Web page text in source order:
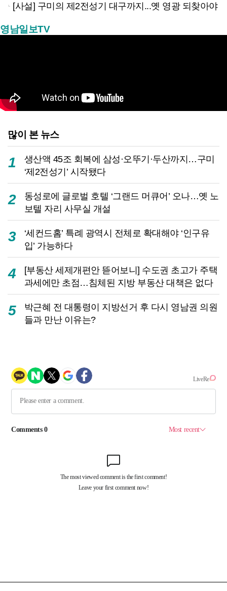
[사설] 구미의 제2전성기 대구까지...옛 영광 되찾아야
영남일보TV
많이 본 뉴스
1
생산액 45조 회복에 삼성·오뚜기·두산까지…구미
‘제2전성기’ 시작됐다
2
동성로에 글로벌 호텔 ‘그랜드 머큐어’ 오나…옛 노
보텔 자리 사무실 개설
3
‘세컨드홈’ 특례 광역시 전체로 확대해야 ‘인구유
입’ 가능하다
4
[부동산 세제개편안 뜯어보니] 수도권 초고가 주택
과세에만 초점…침체된 지방 부동산 대책은 없다
5
박근혜 전 대통령이 지방선거 후 다시 영남권 의원
들과 만난 이유는?